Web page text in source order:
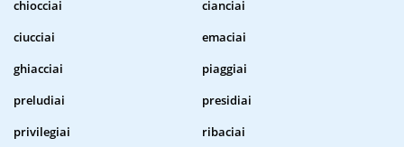
chiocciai
cianciai
ciucciai
emaciai
ghiacciai
piaggiai
preludiai
presidiai
privilegiai
ribaciai